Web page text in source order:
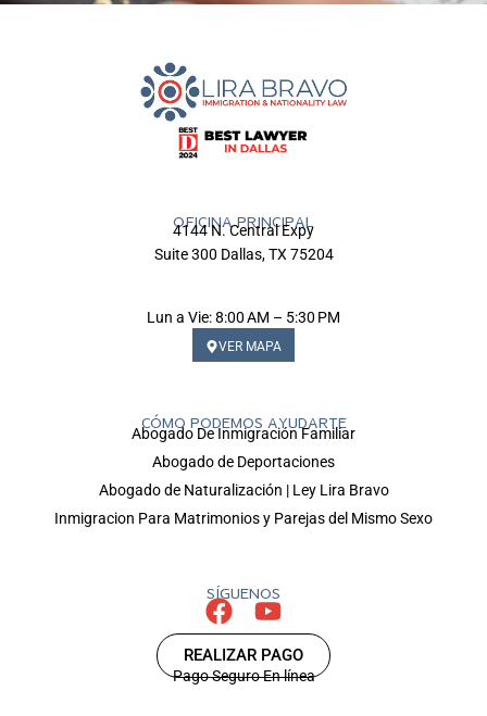
OFICINA PRINCIPAL
4144 N. Central Expy
Suite 300 Dallas, TX 75204
Lun a Vie: 8:00 AM – 5:30 PM
VER MAPA
CÓMO PODEMOS AYUDARTE
Abogado De Inmigración Familiar
Abogado de Deportaciones
Abogado de Naturalización | Ley Lira Bravo
Inmigracion Para Matrimonios y Parejas del Mismo Sexo
SÍGUENOS
REALIZAR PAGO
Pago Seguro En línea